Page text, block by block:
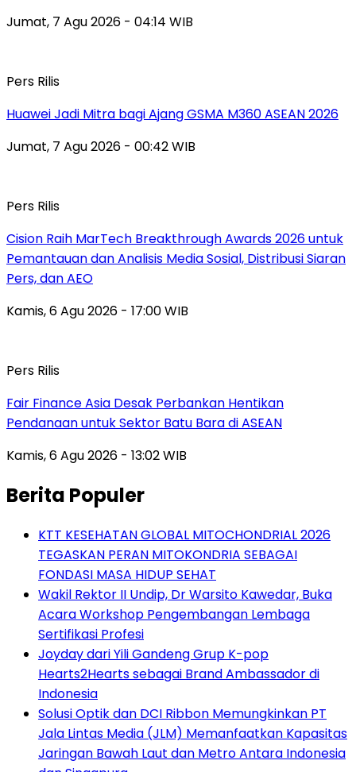
Jumat, 7 Agu 2026 - 04:14 WIB
Pers Rilis
Huawei Jadi Mitra bagi Ajang GSMA M360 ASEAN 2026
Jumat, 7 Agu 2026 - 00:42 WIB
Pers Rilis
Cision Raih MarTech Breakthrough Awards 2026 untuk
Pemantauan dan Analisis Media Sosial, Distribusi Siaran
Pers, dan AEO
Kamis, 6 Agu 2026 - 17:00 WIB
Pers Rilis
Fair Finance Asia Desak Perbankan Hentikan
Pendanaan untuk Sektor Batu Bara di ASEAN
Kamis, 6 Agu 2026 - 13:02 WIB
Berita Populer
KTT KESEHATAN GLOBAL MITOCHONDRIAL 2026
TEGASKAN PERAN MITOKONDRIA SEBAGAI
FONDASI MASA HIDUP SEHAT
Wakil Rektor II Undip, Dr Warsito Kawedar, Buka
Acara Workshop Pengembangan Lembaga
Sertifikasi Profesi
Joyday dari Yili Gandeng Grup K-pop
Hearts2Hearts sebagai Brand Ambassador di
Indonesia
Solusi Optik dan DCI Ribbon Memungkinkan PT
Jala Lintas Media (JLM) Memanfaatkan Kapasitas
Jaringan Bawah Laut dan Metro Antara Indonesia